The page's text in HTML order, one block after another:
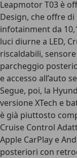
Leapmotor T03 è
Design, che offre
infotainment da
luci diurne a LED,
riscaldabili,
parcheggio
e accesso all’auto
Segue, poi, la
versione XTech e
è già piuttosto
Cruise Control
Apple CarPlay e
posteriori con